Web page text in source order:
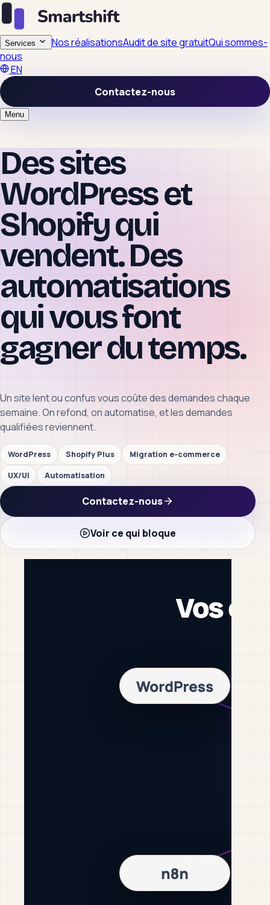
Services Nos réalisationsAudit de site gratuitQui sommes-
nous
EN
Contactez-nous
Menu
Des sites
WordPress et
Shopifyqui
vendent. Des
automatisations
qui vous font
gagner du temps.
Un site lent ou confus vous coûte des demandes chaque
semaine. On refond, on automatise, et les demandes
qualifiées reviennent.
WordPress Shopify Plus Migration e-commerce
UX/UI Automatisation
Contactez-nous
Voir ce qui bloque